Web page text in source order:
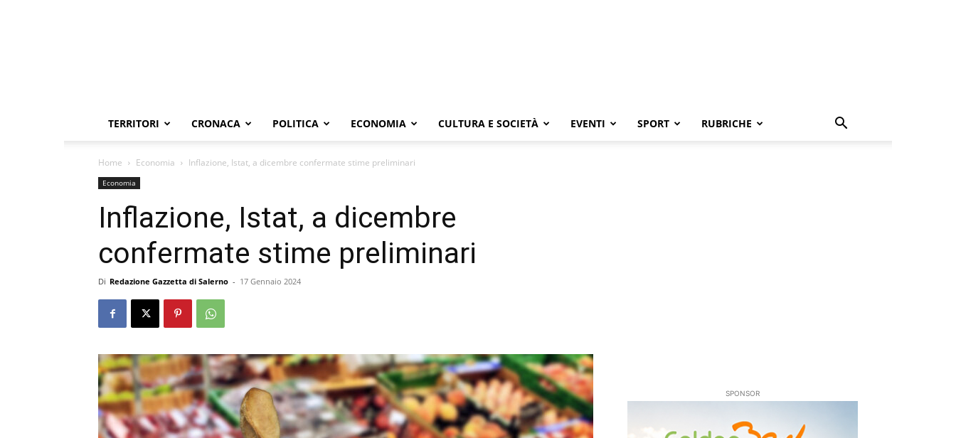
TERRITORI CRONACA POLITICA ECONOMIA CULTURA E SOCIETÀ EVENTI SPORT RUBRICHE
Home Economia Inflazione, Istat, a dicembre confermate stime preliminari
Economia
Inflazione, Istat, a dicembre
confermate stime preliminari
Di Redazione Gazzetta di Salerno - 17 Gennaio 2024
SPONSOR